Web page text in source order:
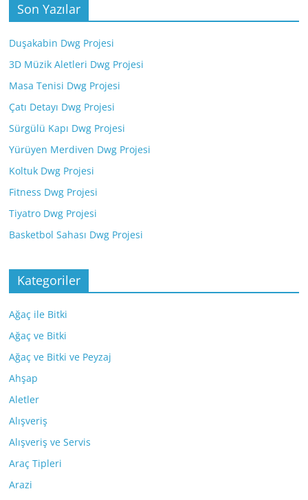
Son Yazılar
Duşakabin Dwg Projesi
3D Müzik Aletleri Dwg Projesi
Masa Tenisi Dwg Projesi
Çatı Detayı Dwg Projesi
Sürgülü Kapı Dwg Projesi
Yürüyen Merdiven Dwg Projesi
Koltuk Dwg Projesi
Fitness Dwg Projesi
Tiyatro Dwg Projesi
Basketbol Sahası Dwg Projesi
Kategoriler
Ağaç ile Bitki
Ağaç ve Bitki
Ağaç ve Bitki ve Peyzaj
Ahşap
Aletler
Alışveriş
Alışveriş ve Servis
Araç Tipleri
Arazi